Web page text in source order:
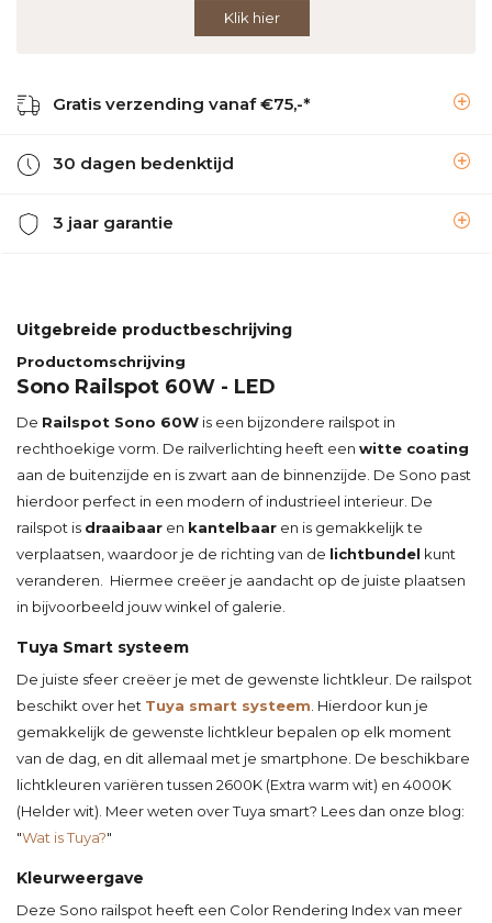
Klik hier
Gratis verzending vanaf €75,-*
30 dagen bedenktijd
3 jaar garantie
Uitgebreide productbeschrijving
Productomschrijving
Sono Railspot 60W - LED
De Railspot Sono 60W is een bijzondere railspot in
rechthoekige vorm. De railverlichting heeft een witte coating
aan de buitenzijde en is zwart aan de binnenzijde. De Sono past
hierdoor perfect in een modern of industrieel interieur. De
railspot is draaibaar en kantelbaar en is gemakkelijk te
verplaatsen, waardoor je de richting van de lichtbundel kunt
veranderen. Hiermee creëer je aandacht op de juiste plaatsen
in bijvoorbeeld jouw winkel of galerie.
Tuya Smart systeem
De juiste sfeer creëer je met de gewenste lichtkleur. De railspot
beschikt over het Tuya smart systeem . Hierdoor kun je
gemakkelijk de gewenste lichtkleur bepalen op elk moment
van de dag, en dit allemaal met je smartphone. De beschikbare
lichtkleuren variëren tussen 2600K (Extra warm wit) en 4000K
(Helder wit). Meer weten over Tuya smart? Lees dan onze blog:
"Wat is Tuya?"
Kleurweergave
Deze Sono railspot heeft een Color Rendering Index van meer